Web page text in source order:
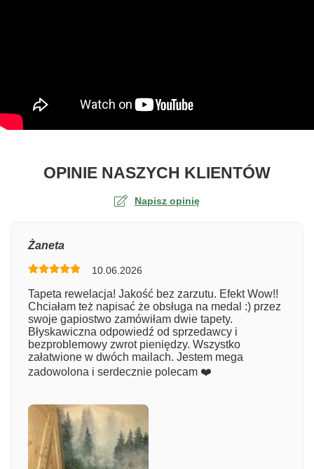
OPINIE NASZYCH KLIENTÓWO
Napisz opinię
Numer zamówienia
Imię
Żaneta
10.06.2026
Tapeta rewelacja! Jakość bez zarzutu. Efekt Wow!!
Chciałam też napisać że obsługa na medal :) przez
swoje gapiostwo zamówiłam dwie tapety.
Błyskawiczna odpowiedź od sprzedawcy i
bezproblemowy zwrot pieniędzy. Wszystko
załatwione w dwóch mailach. Jestem mega
zadowolona i serdecznie polecam ❤️